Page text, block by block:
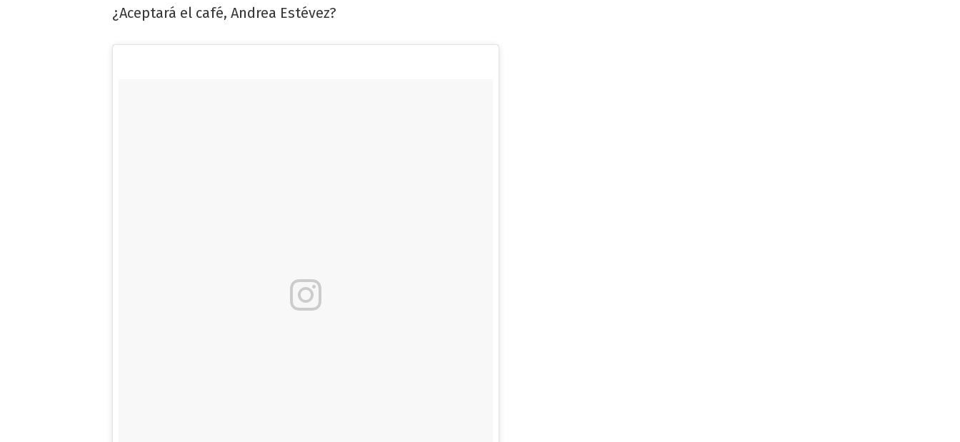
¿Aceptará el café, Andrea Estévez?